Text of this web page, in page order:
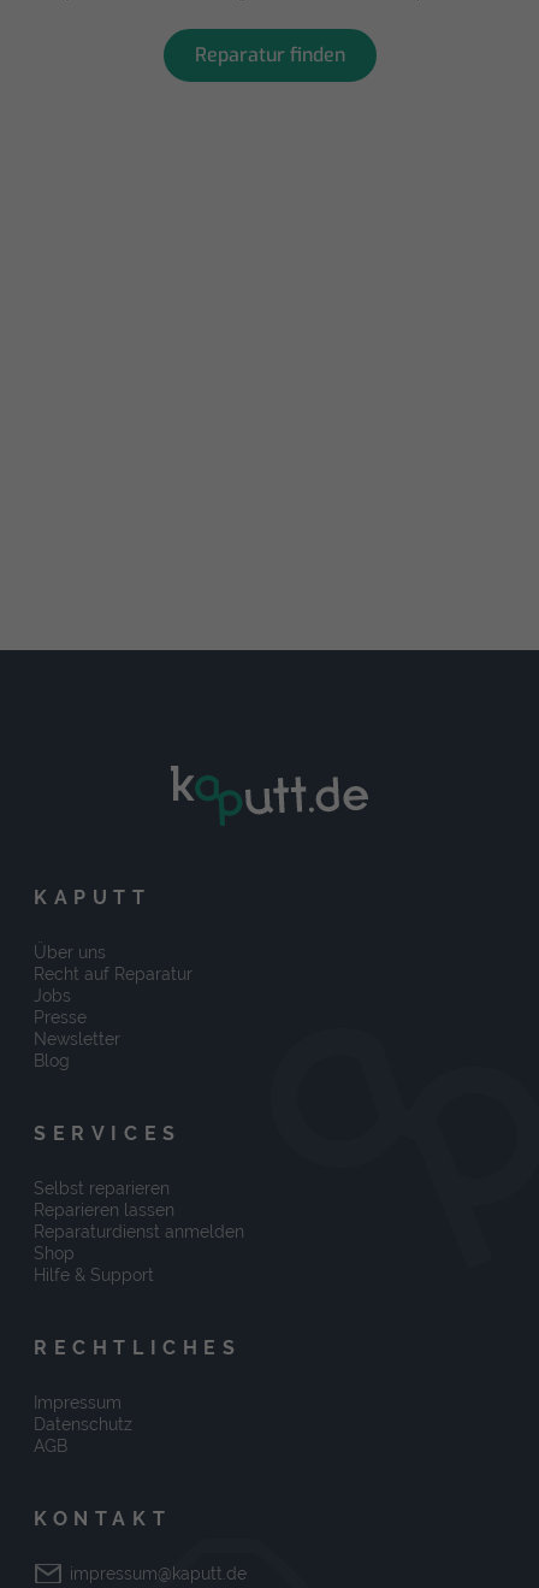
Reparatur finden
KAPUTT
Über uns
Recht auf Reparatur
Jobs
Presse
Newsletter
Blog
SERVICES
Selbst reparieren
Reparieren lassen
Reparaturdienst anmelden
Shop
Hilfe & Support
RECHTLICHES
Impressum
Datenschutz
AGB
KONTAKT
impressum@kaputt.de